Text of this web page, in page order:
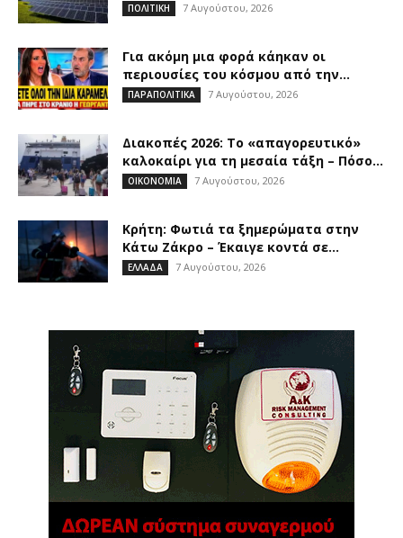
ΠΟΛΙΤΙΚΗ 7 Αυγούστου, 2026
Για ακόμη μια φορά κάηκαν οι
περιουσίες του κόσμου από την...
ΠΑΡΑΠΟΛΙΤΙΚΑ 7 Αυγούστου, 2026
Διακοπές 2026: Το «απαγορευτικό»
καλοκαίρι για τη μεσαία τάξη – Πόσο...
ΟΙΚΟΝΟΜΙΑ 7 Αυγούστου, 2026
Κρήτη: Φωτιά τα ξημερώματα στην
Κάτω Ζάκρο – Έκαιγε κοντά σε...
ΕΛΛΑΔΑ 7 Αυγούστου, 2026